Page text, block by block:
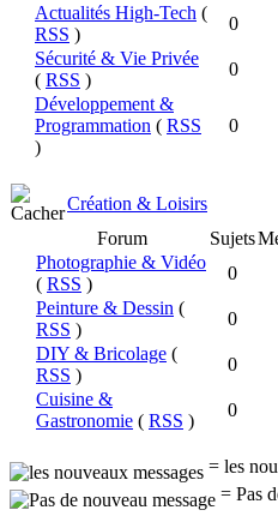
Actualités High-Tech (
RSS )
0
Sécurité & Vie Privée
( RSS )
0
Développement &
Programmation ( RSS
)
0
Création & Loisirs
Forum
Sujets
Photographie & Vidéo
( RSS )
0
Peinture & Dessin (
RSS )
0
DIY & Bricolage (
RSS )
0
Cuisine &
Gastronomie ( RSS )
0
= les
= Pas